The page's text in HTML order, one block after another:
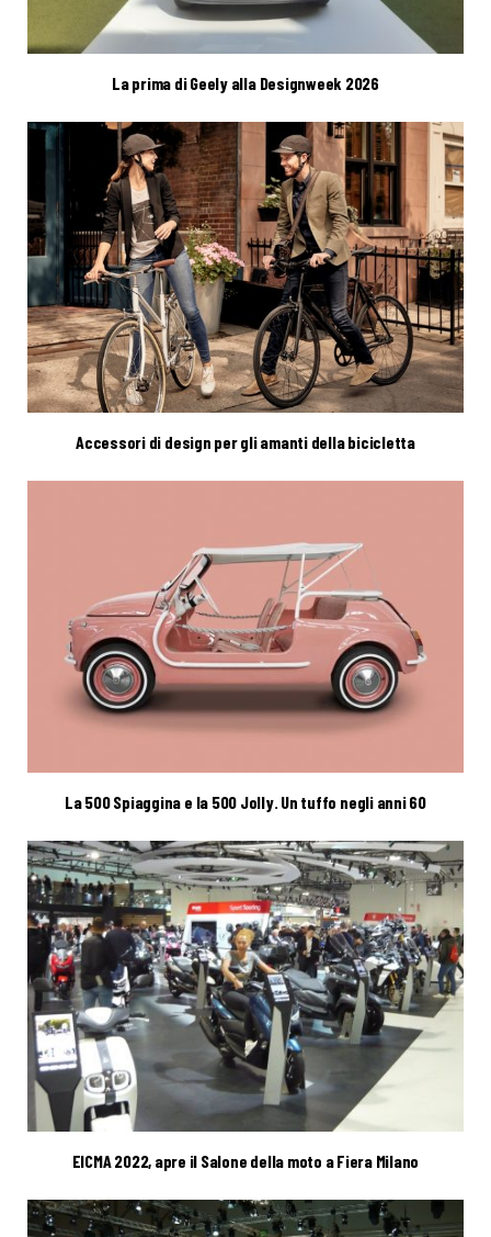
La prima di Geely alla Designweek 2026
Accessori di design per gli amanti della bicicletta
La 500 Spiaggina e la 500 Jolly. Un tuffo negli anni 60
EICMA 2022, apre il Salone della moto a Fiera Milano